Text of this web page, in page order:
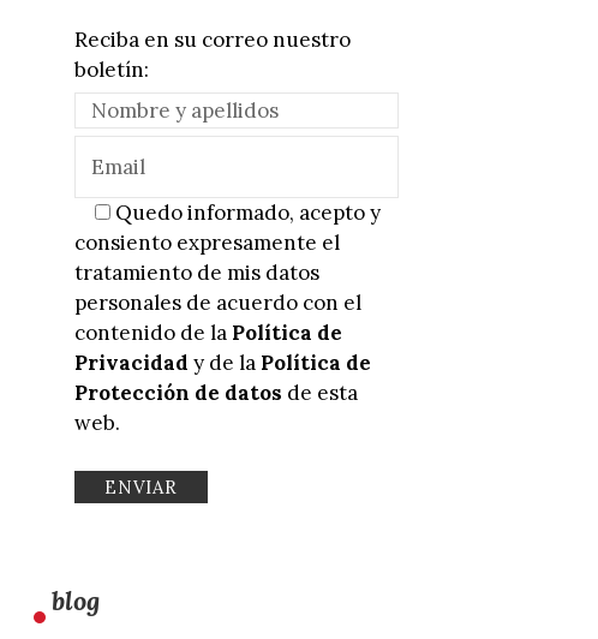
Reciba en su correo nuestro
boletín:
Quedo informado, acepto y
consiento expresamente el
tratamiento de mis datos
personales de acuerdo con el
contenido de la Política de
Privacidad y de la Política de
Protección de datos de esta
web.
blog